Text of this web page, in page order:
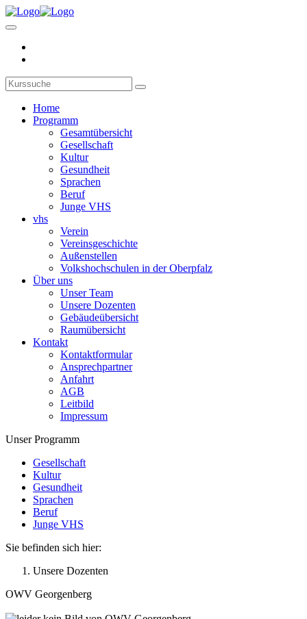
Home
Programm
Gesamtübersicht
Gesellschaft
Kultur
Gesundheit
Sprachen
Beruf
Junge VHS
vhs
Verein
Vereinsgeschichte
Außenstellen
Volkshochschulen in der Oberpfalz
Über uns
Unser Team
Unsere Dozenten
Gebäudeübersicht
Raumübersicht
Kontakt
Kontaktformular
Ansprechpartner
Anfahrt
AGB
Leitbild
Impressum
Unser Programm
Gesellschaft
Kultur
Gesundheit
Sprachen
Beruf
Junge VHS
Sie befinden sich hier:
Unsere Dozenten
OWV Georgenberg